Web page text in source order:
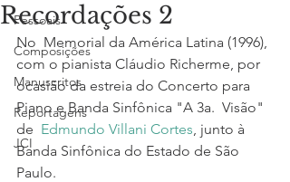
Pessoais
Composições
Manuscritos
Reportagens
JCI
Recordações 2
No  Memorial da América Latina (1996),
com o pianista Cláudio Richerme, por
ocasião da estreia do Concerto para
Piano e Banda Sinfônica "A 3a.  Visão"
de Edmundo Villani Cortes, junto à
Banda Sinfônica do Estado de São
Paulo.